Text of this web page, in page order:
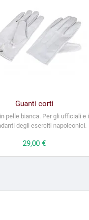
Guanti corti
pelle bianca. Per gli ufficiali e i
degli eserciti napoleonici.
Prezzo
29,00 €